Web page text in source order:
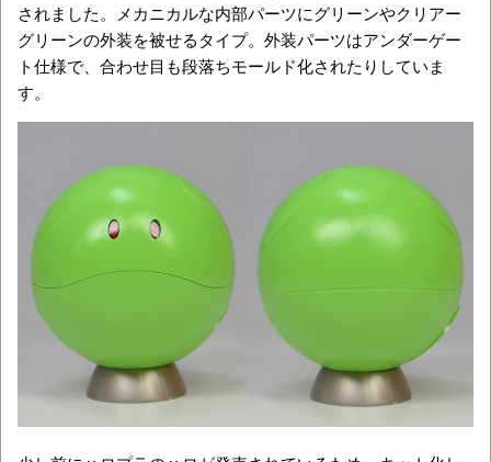
されました。メカニカルな内部パーツにグリーンやクリアー
グリーンの外装を被せるタイプ。外装パーツはアンダーゲー
ト仕様で、合わせ目も段落ちモールド化されたりしていま
す。